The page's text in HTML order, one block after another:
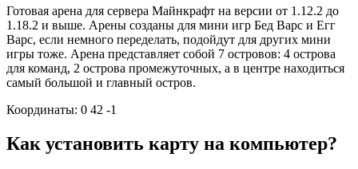
Готовая арена для сервера Майнкрафт на версии от 1.12.2 до
1.18.2 и выше. Арены созданы для мини игр Бед Варс и Егг
Варс, если немного переделать, подойдут для других мини
игры тоже. Арена представляет собой 7 островов: 4 острова
для команд, 2 острова промежуточных, а в центре находиться
самый большой и главный остров.
Координаты: 0 42 -1
Как установить карту на компьютер?